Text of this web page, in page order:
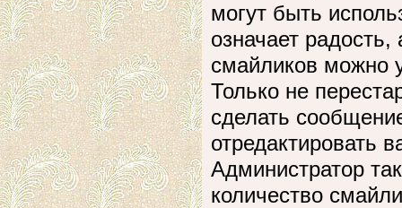
могут быть
означает
смайликов можно
Только не
сделать
отредактировать
Администратор
количество